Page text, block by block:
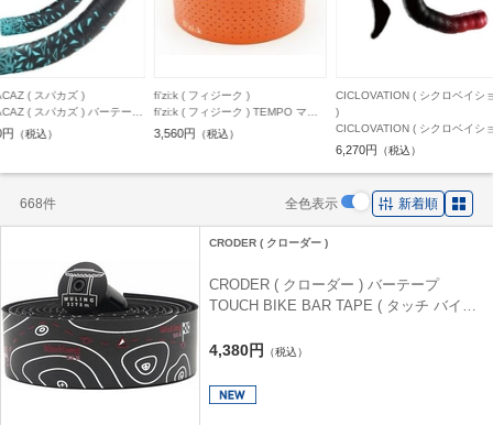
( フィジーク )
( フィジーク ) TEMPO マイ
ックス クラシック 2MM オ
円 （税込）
CICLOVATION ( シクロベイション
)
CICLOVATION ( シクロベイション
ド
SUPACAZ ( スパカズ )
SUPER STICKY KUSH
スーパースティッキークッシ
5,200円（税込）
668件 全色表示 新着順
CRODER ( クローダー )
CRODER ( クローダー ) バーテープ
TOUCH BIKE BAR TAPE ( タッチ バイク
4,380円 （税込）